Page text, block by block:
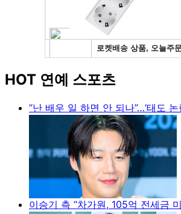
HOT 연예 스포츠
“난 배우 일 하면 안 되나”…‘태도 논
이승기 측 “차가원, 105억 전세금